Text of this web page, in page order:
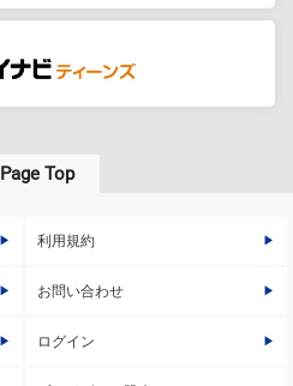
Page Top
利用規約
お問い合わせ
ログイン